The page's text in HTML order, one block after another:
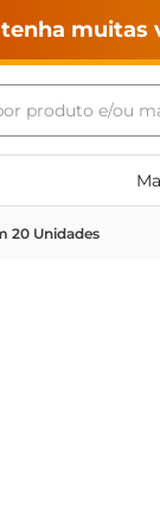
produto e/ou
20 Unidades